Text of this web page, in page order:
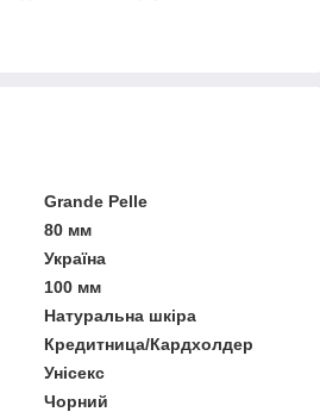
Grande Pelle
80 мм
Україна
100 мм
Натуральна шкіра
Кредитница/Кардхолдер
Унісекс
Чорний